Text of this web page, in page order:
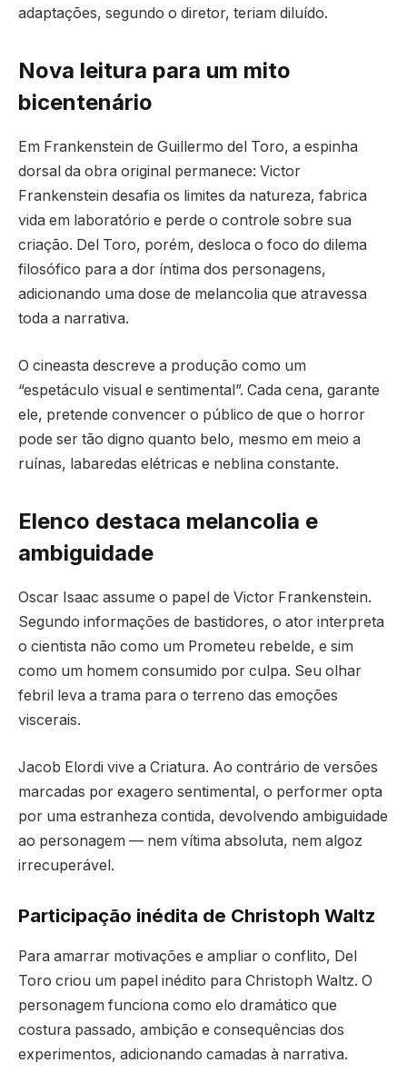
adaptações, segundo o diretor, teriam diluído.
Nova leitura para um mito
bicentenário
Em Frankenstein de Guillermo del Toro, a espinha
dorsal da obra original permanece: Victor
Frankenstein desafia os limites da natureza, fabrica
vida em laboratório e perde o controle sobre sua
criação. Del Toro, porém, desloca o foco do dilema
filosófico para a dor íntima dos personagens,
adicionando uma dose de melancolia que atravessa
toda a narrativa.
O cineasta descreve a produção como um
“espetáculo visual e sentimental”. Cada cena, garante
ele, pretende convencer o público de que o horror
pode ser tão digno quanto belo, mesmo em meio a
ruínas, labaredas elétricas e neblina constante.
Elenco destaca melancolia e
ambiguidade
Oscar Isaac assume o papel de Victor Frankenstein.
Segundo informações de bastidores, o ator interpreta
o cientista não como um Prometeu rebelde, e sim
como um homem consumido por culpa. Seu olhar
febril leva a trama para o terreno das emoções
viscerais.
Jacob Elordi vive a Criatura. Ao contrário de versões
marcadas por exagero sentimental, o performer opta
por uma estranheza contida, devolvendo ambiguidade
ao personagem — nem vítima absoluta, nem algoz
irrecuperável.
Participação inédita de Christoph Waltz
Para amarrar motivações e ampliar o conflito, Del
Toro criou um papel inédito para Christoph Waltz. O
personagem funciona como elo dramático que
costura passado, ambição e consequências dos
experimentos, adicionando camadas à narrativa.